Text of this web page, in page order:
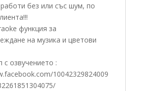
без или със шум, по
функция за
на музика и цветови
с озвучението :
10042329824009